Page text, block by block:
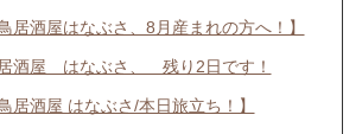
居酒屋はなぶさ、8月産まれの方へ！】
酒屋 はなぶさ、 残り2日です！
居酒屋 はなぶさ/本日旅立ち！】